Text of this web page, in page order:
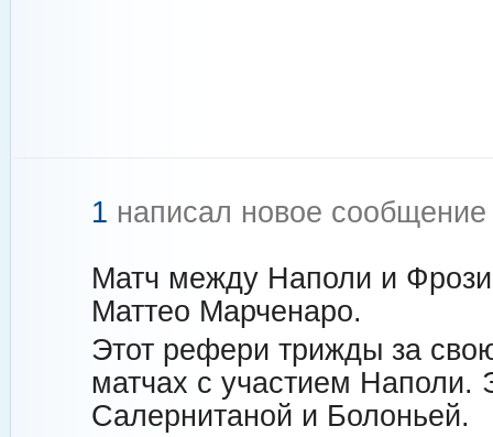
1 написал новое
Матч между Наполи и
Маттео Марченаро.
Этот рефери трижды за
матчах с участием Наполи.
Салернитаной и Болоньей.